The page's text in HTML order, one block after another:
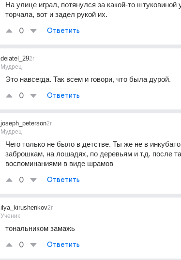
На улице играл, потянулся за какой-то штуковиной
торчала, вот и задел рукой их.
0 Ответить
deiatel_29
Мудрец
2г
Это навсегда. Так всем и говори, что была дурой.
0 Ответить
joseph_peterson
Мудрец
2г
Чего только не было в детстве. Ты же не в
заброшкам, на лошадях, по деревьям и т.д. после
воспоминаниями в виде шрамов
0 Ответить
ilya_kirushenkov
Ученик
2г
тональником замажь
0 Ответить